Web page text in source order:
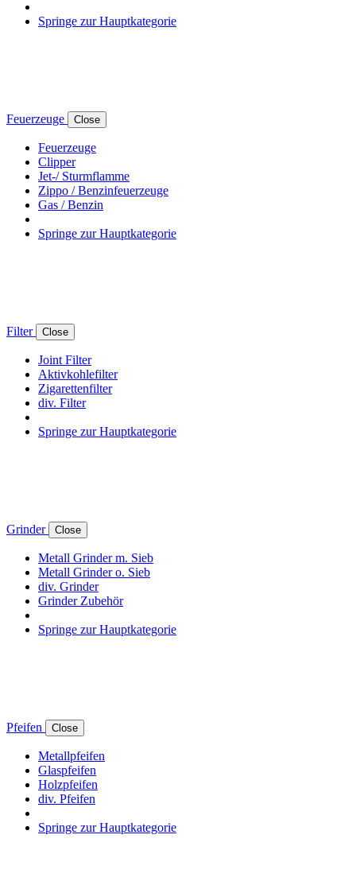
Springe zur Hauptkategorie
Feuerzeuge Close
Feuerzeuge
Clipper
Jet-/ Sturmflamme
Zippo / Benzinfeuerzeuge
Gas / Benzin
Springe zur Hauptkategorie
Filter Close
Joint Filter
Aktivkohlefilter
Zigarettenfilter
div. Filter
Springe zur Hauptkategorie
Grinder Close
Metall Grinder m. Sieb
Metall Grinder o. Sieb
div. Grinder
Grinder Zubehör
Springe zur Hauptkategorie
Pfeifen Close
Metallpfeifen
Glaspfeifen
Holzpfeifen
div. Pfeifen
Springe zur Hauptkategorie